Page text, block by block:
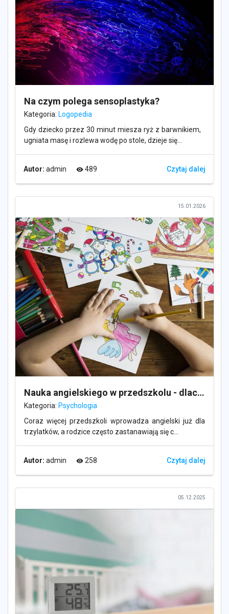
Na czym polega sensoplastyka?
Kategoria: Logopedia
Gdy dziecko przez 30 minut miesza ryż z barwnikiem,
ugniata masę i rozlewa wodę po stole, dzieje się...
Autor: admin visibility 489 Czytaj dalej
15.01.2026
Nauka angielskiego w przedszkolu - dlaczego ma sens?
Kategoria: Psychologia
Coraz więcej przedszkoli wprowadza angielski już dla
trzylatków, a rodzice często zastanawiają się c...
Autor: admin visibility 258 Czytaj dalej
05.12.2025